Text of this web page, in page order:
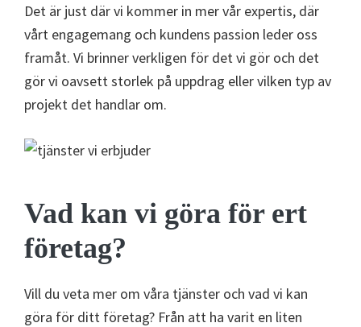
Det är just där vi kommer in mer vår expertis, där
vårt engagemang och kundens passion leder oss
framåt. Vi brinner verkligen för det vi gör och det
gör vi oavsett storlek på uppdrag eller vilken typ av
projekt det handlar om.
Vad kan vi göra för ert
företag?
Vill du veta mer om våra tjänster och vad vi kan
göra för ditt företag? Från att ha varit en liten